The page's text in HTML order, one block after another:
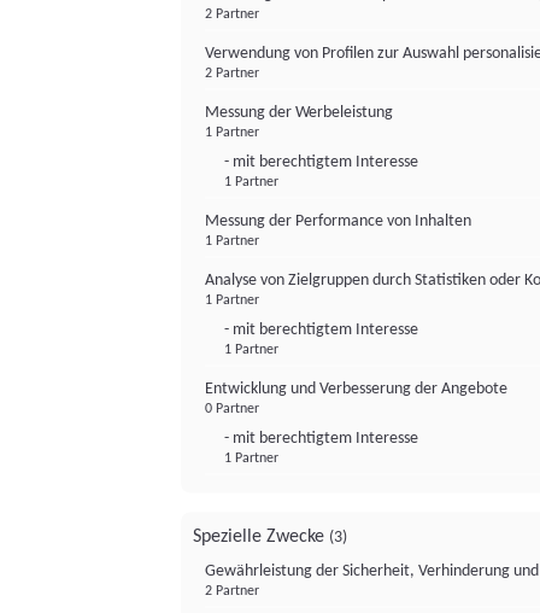
2 Partner
Verwendung von Profilen zur Auswahl
2 Partner
Messung der Werbeleistung
1 Partner
- mit berechtigtem Interesse
1 Partner
Messung der Performance von Inhalten
1 Partner
Analyse von Zielgruppen durch Statistiken oder
1 Partner
- mit berechtigtem Interesse
1 Partner
Entwicklung und Verbesserung der Angebote
0 Partner
- mit berechtigtem Interesse
1 Partner
Spezielle Zwecke (3)
Gewährleistung der Sicherheit, Verhinderung
2 Partner